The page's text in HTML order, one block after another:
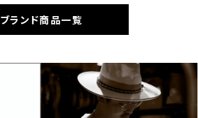
ブランド商品一覧